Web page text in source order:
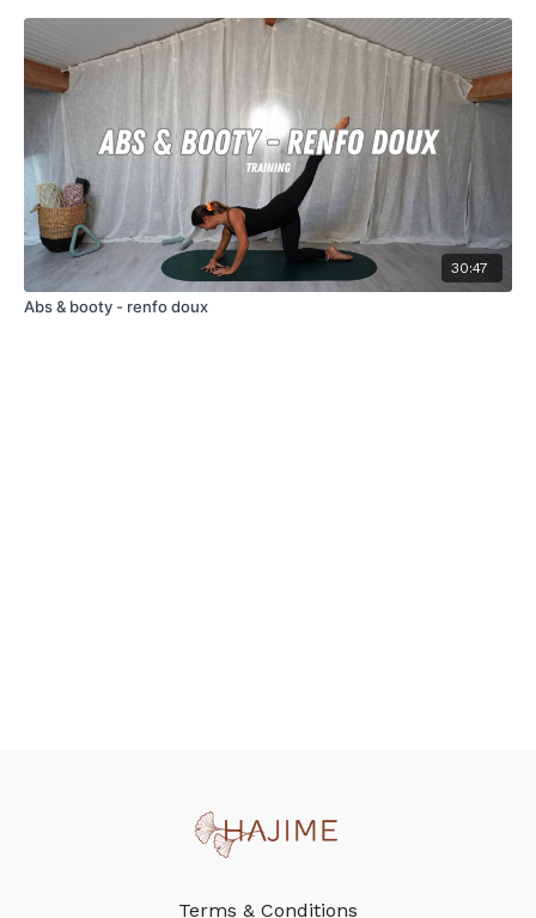
30:47
Abs & booty - renfo doux
Terms & Conditions